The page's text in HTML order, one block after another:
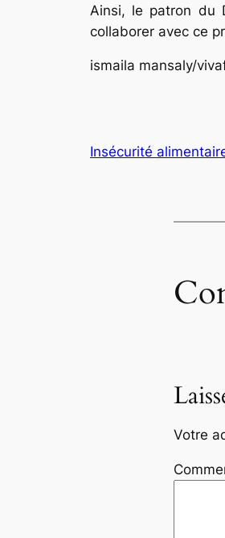
Ainsi, le patron du
collaborer avec ce
ismaila mansaly/
Insécurité
Votre